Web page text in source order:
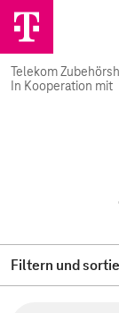
Telekom
In Kooperation mit
Filtern und